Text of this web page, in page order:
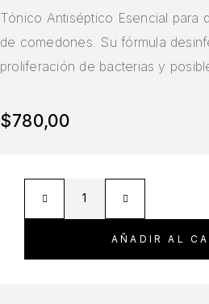
Tónico Antiséptico Esencial para
de comedones. Su fórmula
proliferación de bacterias y
$780,00
AÑADIR AL